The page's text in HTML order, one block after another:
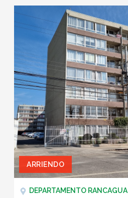
ARRIENDO
DEPARTAMENTO RANCAGUA